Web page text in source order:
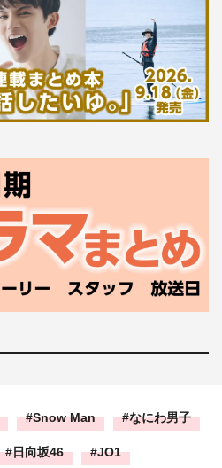
Snow Man なにわ男子
日向坂46 JO1